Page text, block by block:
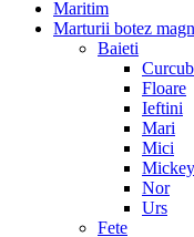
Maritim
Marturii botez
Baieti
Floare
Ieftini
Mari
Mici
Mickey
Nor
Urs
Fete